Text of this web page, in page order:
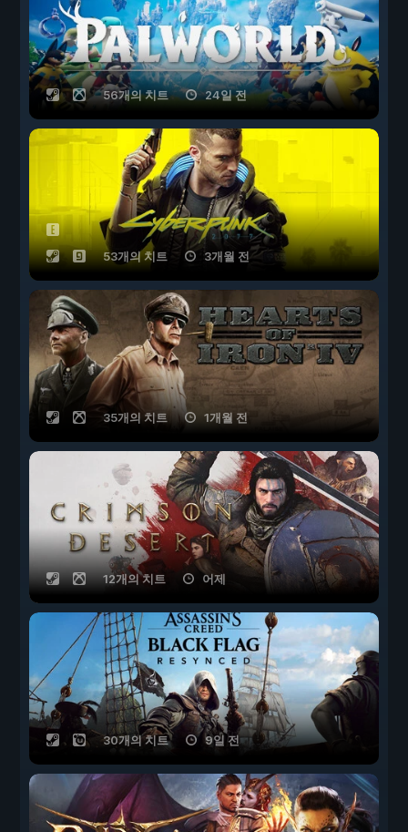
56개의 치트 24일 전
53개의 치트 3개월 전
35개의 치트 1개월 전
12개의 치트 어제
30개의 치트 9일 전